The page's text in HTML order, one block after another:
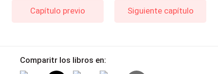
Capítulo previo Siguiente capítulo
Comparitr los libros en: